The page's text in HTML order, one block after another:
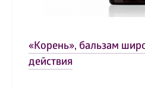
«Корень», бальзам
действия